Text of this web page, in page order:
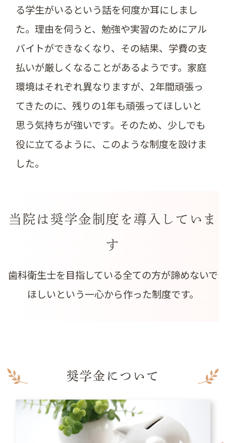
る学生がいるという話を何度か耳にしまし
た。理由を伺うと、勉強や実習のためにアル
バイトができなくなり、その結果、学費の支
払いが厳しくなることがあるようです。家庭
環境はそれぞれ異なりますが、2年間頑張っ
てきたのに、残りの1年も頑張ってほしいと
思う気持ちが強いです。そのため、少しでも
役に立てるように、このような制度を設けま
した。
当院は奨学金制度を導入していま
す
歯科衛生士を目指している全ての方が諦めないで
ほしいという一心から作った制度です。
奨学金について